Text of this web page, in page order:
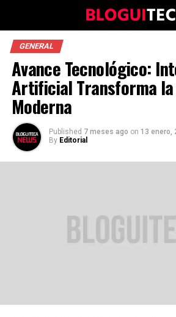
GENERAL
Avance Tecnológico:
Artificial Transforma
Moderna
Published 7 meses ago on 13 enero,
By Editorial